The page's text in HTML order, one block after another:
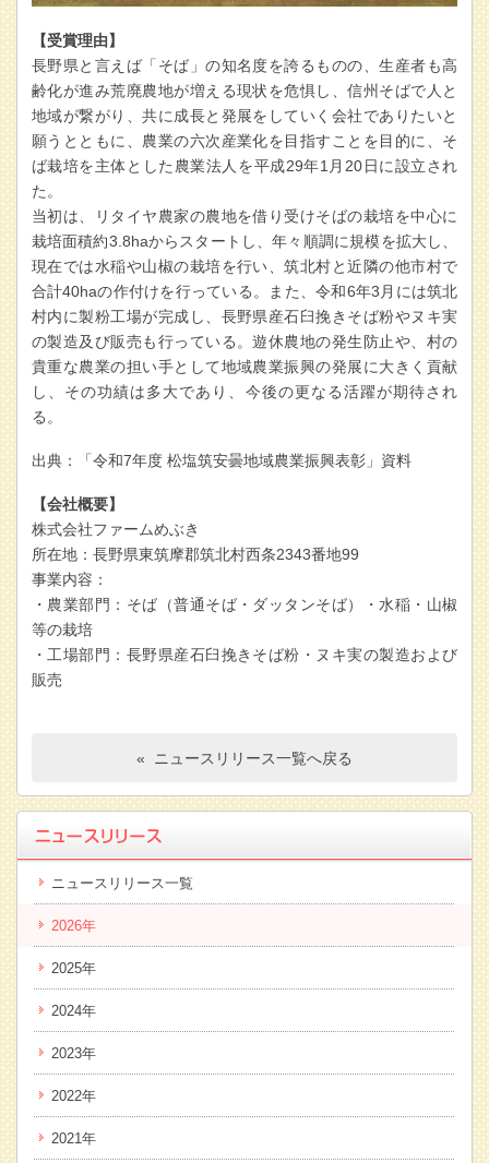
【受賞理由】
長野県と言えば「そば」の知名度を誇るものの、生産者も高
齢化が進み荒廃農地が増える現状を危惧し、信州そばで人と
地域が繋がり、共に成長と発展をしていく会社でありたいと
願うとともに、農業の六次産業化を目指すことを目的に、そ
ば栽培を主体とした農業法人を平成29年1月20日に設立され
た。
当初は、リタイヤ農家の農地を借り受けそばの栽培を中心に
栽培面積約3.8haからスタートし、年々順調に規模を拡大し、
現在では水稲や山椒の栽培を行い、筑北村と近隣の他市村で
合計40haの作付けを行っている。また、令和6年3月には筑北
村内に製粉工場が完成し、長野県産石臼挽きそば粉やヌキ実
の製造及び販売も行っている。遊休農地の発生防止や、村の
貴重な農業の担い手として地域農業振興の発展に大きく貢献
し、その功績は多大であり、今後の更なる活躍が期待され
る。
出典：「令和7年度 松塩筑安曇地域農業振興表彰」資料
【会社概要】
株式会社ファームめぶき
所在地：長野県東筑摩郡筑北村西条2343番地99
事業内容：
・農業部門：そば（普通そば・ダッタンそば）・水稲・山椒
等の栽培
・工場部門：長野県産石臼挽きそば粉・ヌキ実の製造および
販売
« ニュースリリース一覧へ戻る
ニュースリリース一覧
2026年
2025年
2024年
2023年
2022年
2021年